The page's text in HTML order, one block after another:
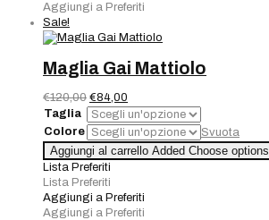
Aggiungi a Preferiti
Sale!
Maglia Gai Mattiolo
€120,00 Il
prezzo
originale
era:
€120,00.
€84,00
prezzo
attuale
è:
€84,00.
Taglia
Colore
Svuota
Maglia
Gai
Mattiolo
quantità
Aggiungi al carrello Added Choose options
Lista Preferiti
Lista Preferiti
Aggiungi a Preferiti
Aggiungi a Preferiti